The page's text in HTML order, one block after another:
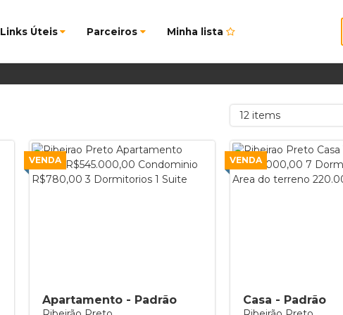
Links Úteis Parceiros Minha lista
12 items
VENDA
Apartamento - Padrão
VENDA
Casa - Padrão